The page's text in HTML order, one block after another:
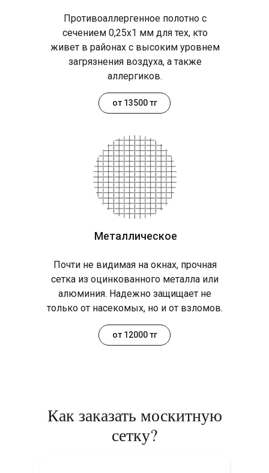
Противоаллергенное полотно с
сечением 0,25х1 мм для тех, кто
живет в районах с высоким уровнем
загрязнения воздуха, а также
аллергиков.
Металлическое
Почти не видимая на окнах, прочная
сетка из оцинкованного металла или
алюминия. Надежно защищает не
только от насекомых, но и от взломов.
от 13500 тг
от 12000 тг
Как заказать москитную
сетку?